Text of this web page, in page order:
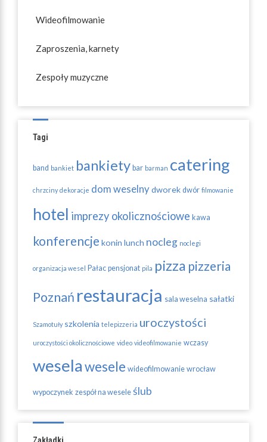
Wideofilmowanie
Zaproszenia, karnety
Zespoły muzyczne
Tagi
band bankiet bankiety bar barman catering
chrzciny dekoracje dom weselnydworek dwór filmowanie
hotel imprezy okolicznościowe kawa
konferencje konin lunch nocleg noclegi
organizacja wesel Pałac pensjonat pila pizza pizzeria
Poznań restauracja sala weselna sałatki
Szamotuły szkolenia telepizzeria uroczystości
uroczystości okolicznościowe video videofilmowanie wczasy
weselawesele wideofilmowanie wrocław
wypoczynek zespół na wesele ślub